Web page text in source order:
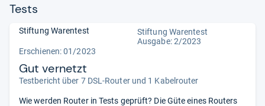
Tests
Stiftung Warentest
Stiftung Warentest
Ausgabe: 2/2023
Erschienen: 01/2023
Gut vernetzt
Testbericht über 7 DSL-Router und 1 Kabelrouter
Wie werden Router in Tests geprüft? Die Güte eines Routers